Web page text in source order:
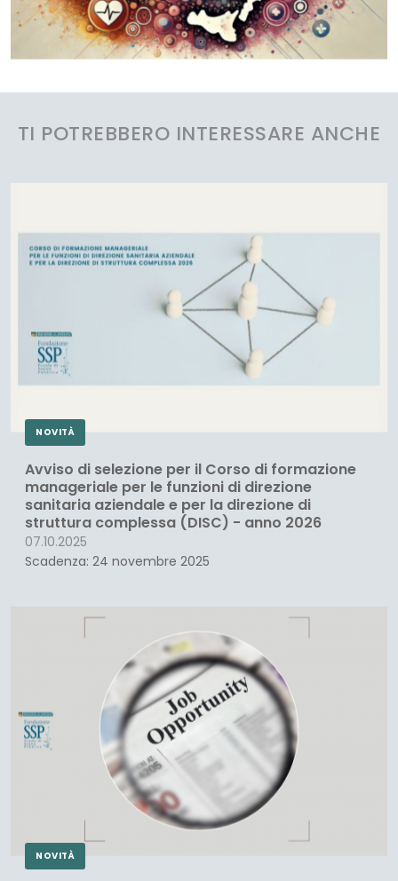
TI POTREBBERO INTERESSARE ANCHE
NOVITÀ
Avviso di selezione per il Corso di formazione
manageriale per le funzioni di direzione
sanitaria aziendale e per la direzione di
struttura complessa (DISC) - anno 2026
07.10.2025
Scadenza: 24 novembre 2025
NOVITÀ